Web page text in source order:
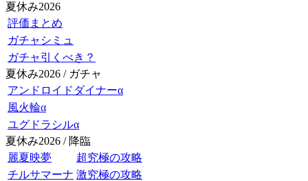
夏休み2026
評価まとめ
ガチャシミュ
ガチャ引くべき？
夏休み2026 / ガチャ
アンドロイドダイナーα
風火輪α
ユグドラシルα
夏休み2026 / 降臨
麗夏映夢
超究極の攻略
チルサマーナ 激究極の攻略